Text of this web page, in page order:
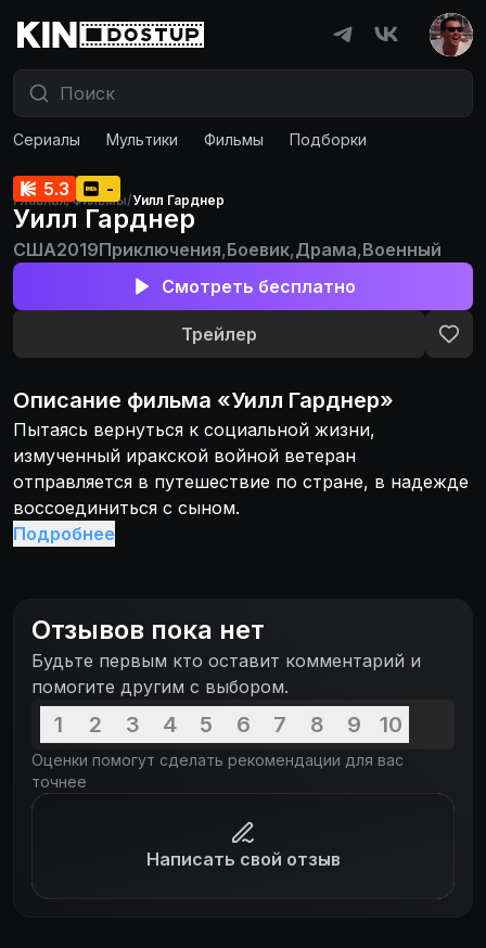
Сериалы Мультики Фильмы Подборки
Главная/Фильмы/Уилл Гарднер
5.3 -
Уилл Гарднер
США2019Приключения,Боевик,Драма,Военный
Смотреть бесплатно
Трейлер
Описание фильма «Уилл Гарднер»
Пытаясь вернуться к социальной жизни,
измученный иракской войной ветеран
отправляется в путешествие по стране, в надежде
воссоединиться с сыном.
Подробнее
Отзывов пока нет
Будьте первым кто оставит комментарий и
помогите другим с выбором.
1 2 3 4 5 6 7 8 9 10
Оценки помогут сделать рекомендации для вас
точнее
Написать свой отзыв